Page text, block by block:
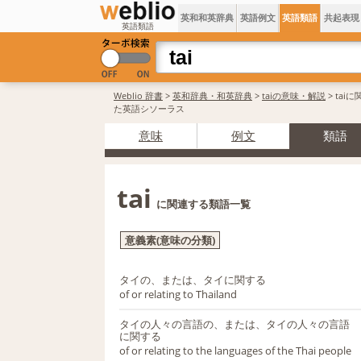
英語類語
英和和英辞典 英語例文 英語類語 共起表現
Weblio 辞書 > 英和辞典・和英辞典 > taiの意味・解説 > taiに
た英語シソーラス
意味 例文 類語
tai に関連する類語一覧
意義素(意味の分類)
タイの、または、タイに関する
of or relating to Thailand
タイの人々の言語の、または、タイの人々の言語
に関する
of or relating to the languages of the Thai people